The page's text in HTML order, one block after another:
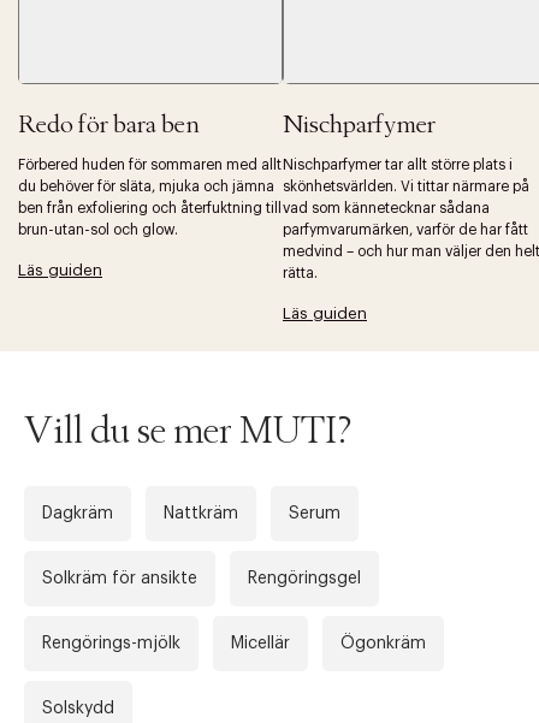
Redo för bara ben
Förbered huden för sommaren med allt
du behöver för släta, mjuka och jämna
ben från exfoliering och återfuktning till
brun-utan-sol och glow.
Läs guiden
Nischparfymer
Nischparfymer tar allt större plats i
skönhetsvärlden. Vi tittar närmare på
vad som kännetecknar sådana
parfymvarumärken, varför de har fått
medvind – och hur man väljer den helt
rätta.
Läs guiden
Tidigare
Vill du se mer MUTI?
Dagkräm Nattkräm Serum
Solkräm för ansikte Rengöringsgel
Rengörings-mjölk Micellär Ögonkräm
Solskydd